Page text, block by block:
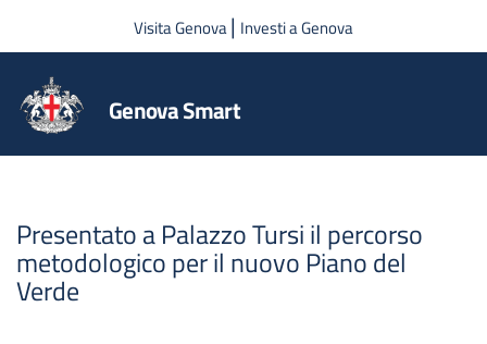
Salta al contenuto principale
Visita Genova| Investi a Genova
Genova Smart
Presentato a Palazzo Tursi il percorso
metodologico per il nuovo Piano del
Verde